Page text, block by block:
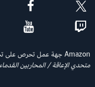
Amazon جهة عمل تحرص على تحقيق مبدأ تكافؤ الفرص:
متحدي الإعاقة / المحاربين